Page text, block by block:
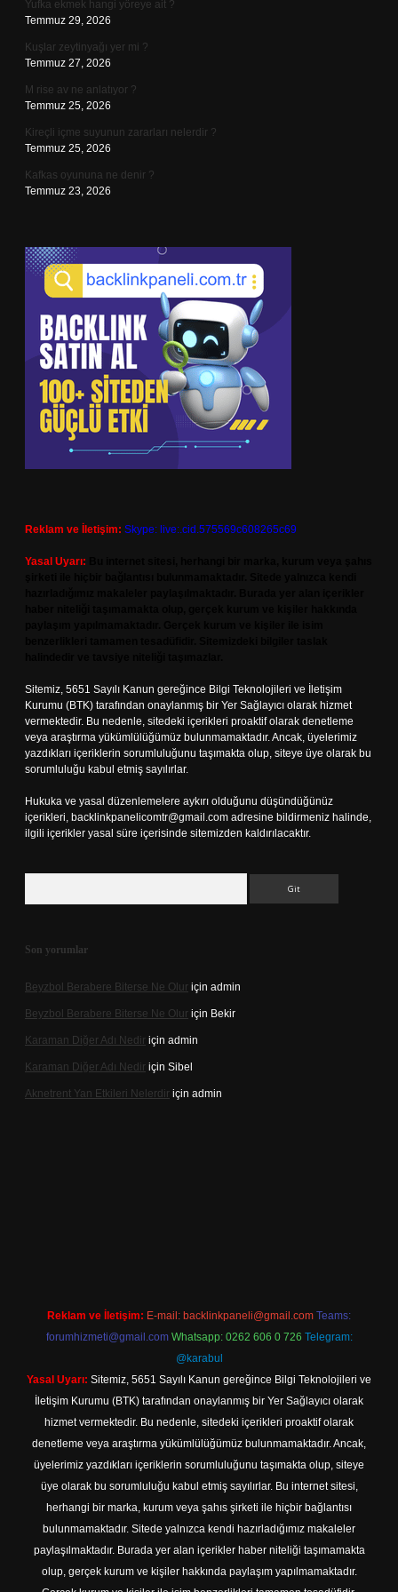
Yufka ekmek hangi yöreye ait ?
Temmuz 29, 2026
Kuşlar zeytinyağı yer mi ?
Temmuz 27, 2026
M rise av ne anlatıyor ?
Temmuz 25, 2026
Kireçli içme suyunun zararları nelerdir ?
Temmuz 25, 2026
Kafkas oyununa ne denir ?
Temmuz 23, 2026
Reklam ve İletişim: Skype: live:.cid.575569c608265c69
Yasal Uyarı:
Sitemiz, 5651 Sayılı Kanun gereğince Bilgi Teknolojileri ve İletişim
Kurumu (BTK) tarafından onaylanmış bir Yer Sağlayıcı olarak hizmet
vermektedir. Bu nedenle, sitedeki içerikleri proaktif olarak denetleme
veya araştırma yükümlülüğümüz bulunmamaktadır. Ancak, üyelerimiz
yazdıkları içeriklerin sorumluluğunu taşımakta olup, siteye üye olarak bu
sorumluluğu kabul etmiş sayılırlar.
Hukuka ve yasal düzenlemelere aykırı olduğunu düşündüğünüz
içerikleri, backlinkpanelicomtr@gmail.com adresine bildirmeniz halinde,
ilgili içerikler yasal süre içerisinde sitemizden kaldırılacaktır.
Son yorumlar
Beyzbol Berabere Biterse Ne Olur için admin
Beyzbol Berabere Biterse Ne Olur için Bekir
Karaman Diğer Adı Nedir için admin
Karaman Diğer Adı Nedir için Sibel
Aknetrent Yan Etkileri Nelerdir için admin
Reklam ve İletişim: E-mail: backlinkpaneli@gmail.com Teams:
forumhizmeti@gmail.com Whatsapp: 0262 606 0 726 Telegram:
@karabul
Yasal Uyarı: Sitemiz, 5651 Sayılı Kanun gereğince Bilgi Teknolojileri ve
İletişim Kurumu (BTK) tarafından onaylanmış bir Yer Sağlayıcı olarak
hizmet vermektedir. Bu nedenle, sitedeki içerikleri proaktif olarak
denetleme veya araştırma yükümlülüğümüz bulunmamaktadır. Ancak,
üyelerimiz yazdıkları içeriklerin sorumluluğunu taşımakta olup, siteye
üye olarak bu sorumluluğu kabul etmiş sayılırlar. Bu internet sitesi,
herhangi bir marka, kurum veya şahıs şirketi ile hiçbir bağlantısı
bulunmamaktadır. Sitede yalnızca kendi hazırladığımız makaleler
paylaşılmaktadır. Burada yer alan içerikler haber niteliği taşımamakta
olup, gerçek kurum ve kişiler hakkında paylaşım yapılmamaktadır.